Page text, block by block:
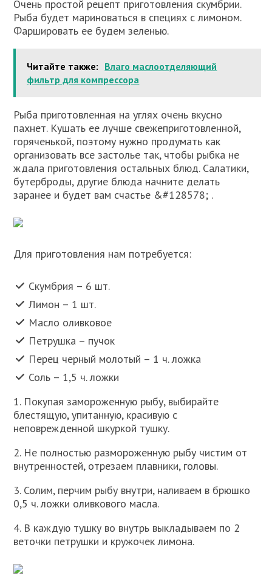
Очень простой рецепт приготовления скумбрии.
Рыба будет мариноваться в специях с лимоном.
Фаршировать ее будем зеленью.
Читайте также: Влаго маслоотделяющий
фильтр для компрессора
Рыба приготовленная на углях очень вкусно
пахнет. Кушать ее лучше свежеприготовленной,
горяченькой, поэтому нужно продумать как
организовать все застолье так, чтобы рыбка не
ждала приготовления остальных блюд. Салатики,
бутерброды, другие блюда начните делать
заранее и будет вам счастье &#128578; .
Для приготовления нам потребуется:
Скумбрия – 6 шт.
Лимон – 1 шт.
Масло оливковое
Петрушка – пучок
Перец черный молотый – 1 ч. ложка
Соль – 1,5 ч. ложки
1. Покупая замороженную рыбу, выбирайте
блестящую, упитанную, красивую с
неповрежденной шкуркой тушку.
2. Не полностью размороженную рыбу чистим от
внутренностей, отрезаем плавники, головы.
3. Солим, перчим рыбу внутри, наливаем в брюшко
0,5 ч. ложки оливкового масла.
4. В каждую тушку во внутрь выкладываем по 2
веточки петрушки и кружочек лимона.